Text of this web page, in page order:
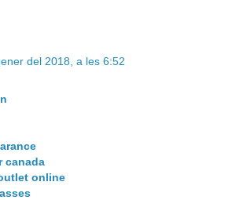
del 2018, a les 6:52
canada
online